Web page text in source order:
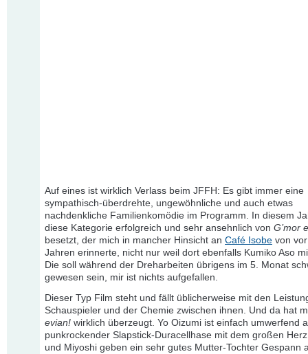
Auf eines ist wirklich Verlass beim JFFH: Es gibt immer eine
sympathisch-überdrehte, ungewöhnliche und auch etwas
nachdenkliche Familienkomödie im Programm. In diesem
diese Kategorie erfolgreich und sehr ansehnlich von G’mor
besetzt, der mich in mancher Hinsicht an Café Isobe von
Jahren erinnerte, nicht nur weil dort ebenfalls Kumiko Aso
Die soll während der Dreharbeiten übrigens im 5. Monat
gewesen sein, mir ist nichts aufgefallen.
Dieser Typ Film steht und fällt üblicherweise mit den
Schauspieler und der Chemie zwischen ihnen. Und da hat
evian! wirklich überzeugt. Yo Oizumi ist einfach umwerfend
punkrockender Slapstick-Duracellhase mit dem großen
und Miyoshi geben ein sehr gutes Mutter-Tochter Gespann